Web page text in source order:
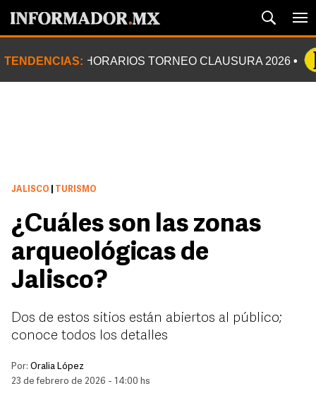
TENDENCIAS: HORARIOS TORNEO CLAUSURA 2026
JALISCO TURISMO
¿Cuáles son las zonas
arqueológicas de
Jalisco?
Dos de estos sitios están abiertos al público;
conoce todos los detalles
Por: Oralia López
23 de febrero de 2026 - 14:00 hs